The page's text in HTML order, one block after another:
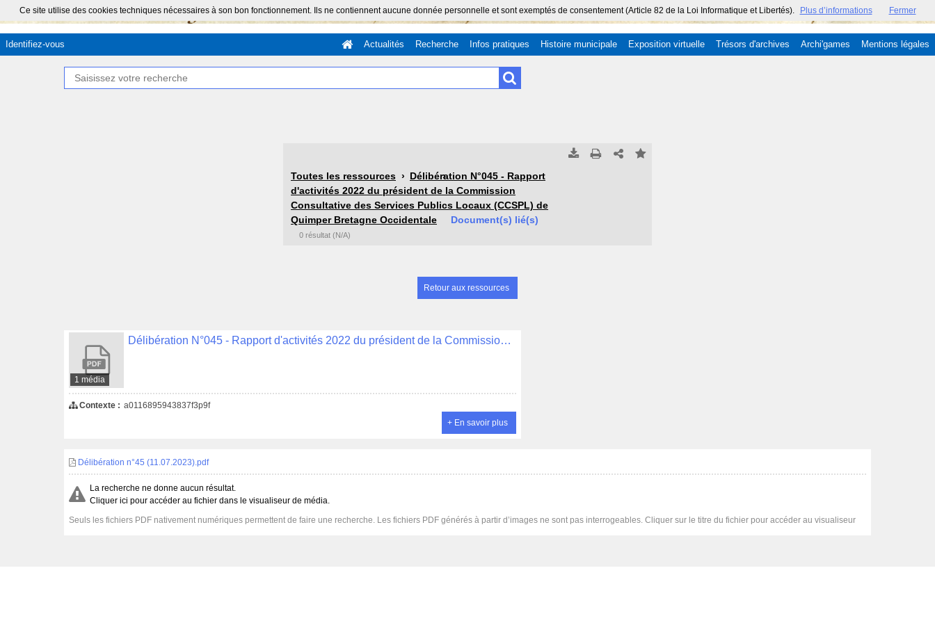
Ce site utilise des cookies techniques nécessaires à son bon fonctionnement. Ils ne contiennent aucune donnée personnelle et sont exemptés de consentement (Article 82 de la Loi Informatique et Libertés). Plus d’informations Fermer
Identifiez-vous Actualités Recherche Infos pratiques Histoire municipale Exposition virtuelle Trésors d'archives Archi'games Mentions légales
Tous les résultats
Cette page
Tous les résultats
Toutes les ressources
Délibération N°045 - Rapport
d'activités 2022 du président de la Commission
Consultative des Services Publics Locaux (CCSPL) de
Quimper Bretagne Occidentale
Document(s) lié(s)
0 résultat (N/A)
Retour aux ressources
1 média
Délibération N°045 - Rapport d'activités 2022 du président de la Commission Consultative des Services Publics Locaux (CCSPL) de Quimper Bretagne Occidentale
Contexte : a0116895943837f3p9f
+ En savoir plus
Délibération n°45 (11.07.2023).pdf
La recherche ne donne aucun résultat.
Cliquer ici pour accéder au fichier dans le visualiseur de média.
Seuls les fichiers PDF nativement numériques permettent de faire une recherche. Les fichiers PDF générés à partir d’images ne sont pas interrogeables. Cliquer sur le titre du fichier pour accéder au visualiseur